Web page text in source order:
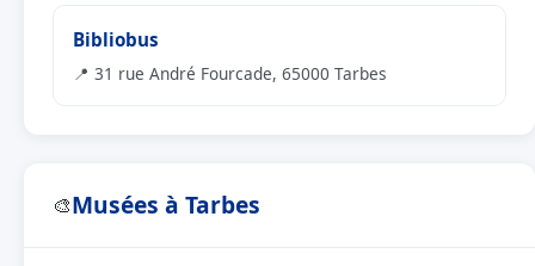
Bibliobus
📍 31 rue André Fourcade, 65000 Tarbes
🎨Musées à Tarbes